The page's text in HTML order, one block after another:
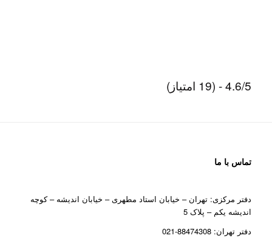
4.6/5 - (19 امتیاز)
تماس با ما
دفتر مرکزی: تهران – خیابان استاد مطهری – خیابان اندیشه – کوچه
اندیشه یکم – پلاک 5
دفتر تهران: 88474308-021